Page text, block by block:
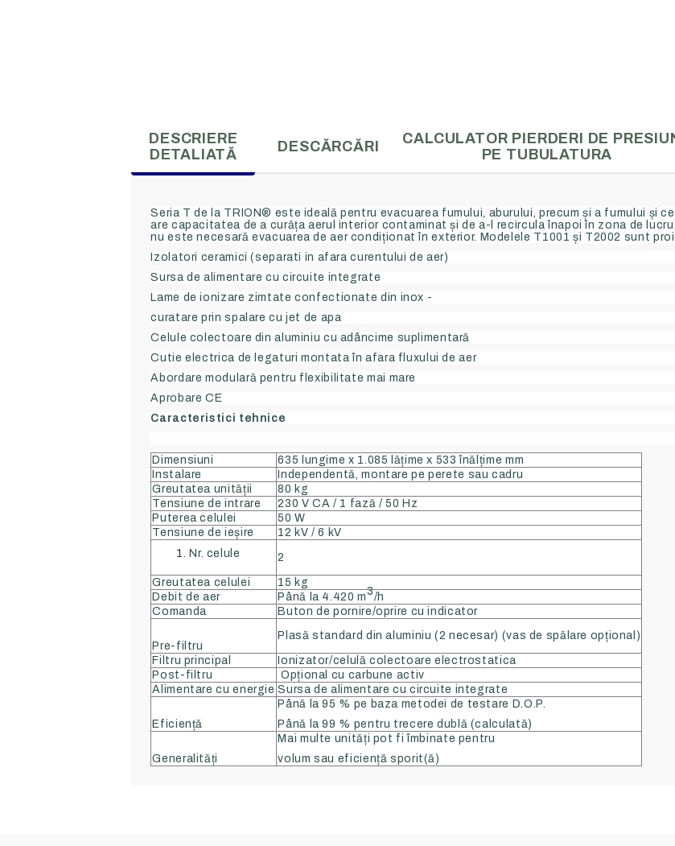
Gama comerciala
Gama rezidentiala
Trifazate
Baterii de incalzire
90 C)
DESCRIERE
DETALIATĂ
DESCĂRCĂRI
CALCULATOR PIERDERI DE
PE TUBULATURA
Seria T de la TRION® este ideală pentru evacuarea fumului, aburului, precum și a fumului și
are capacitatea de a curăța aerul interior contaminat și de a-l recircula înapoi în zona de
nu este necesară evacuarea de aer condiționat în exterior. Modelele T1001 și T2002 sunt
Izolatori ceramici (separati in afara curentului de aer)
Sursa de alimentare cu circuite integrate
Lame de ionizare zimtate confectionate din inox -
curatare prin spalare cu jet de apa
Celule colectoare din aluminiu cu adâncime suplimentară
Cutie electrica de legaturi montata în afara fluxului de aer
Abordare modulară pentru flexibilitate mai mare
Aprobare CE
Caracteristici tehnice
Dimensiuni
635 lungime x 1.085 lățime x 533 înălțime mm
Instalare
Independentă, montare pe perete sau cadru
Greutatea unității
80 kg
Tensiune de intrare
230 V CA / 1 fază / 50 Hz
Puterea celulei
50 W
Tensiune de ieșire
12 kV / 6 kV
Nr. celule
2
Greutatea celulei
15 kg
Debit de aer
Până la 4.420 m3/h
Comanda
Buton de pornire/oprire cu indicator
Pre-filtru
Plasă standard din aluminiu (2 necesar) (vas de spălare opțional)
Filtru principal
Ionizator/celulă colectoare electrostatica
Post-filtru
Opțional cu carbune activ
Alimentare cu energie Sursa de alimentare cu circuite integrate
Eficiență
Până la 95 % pe baza metodei de testare D.O.P.
Până la 99 % pentru trecere dublă (calculată)
Generalități
Mai multe unități pot fi îmbinate pentru
volum sau eficiență sporit(ă)